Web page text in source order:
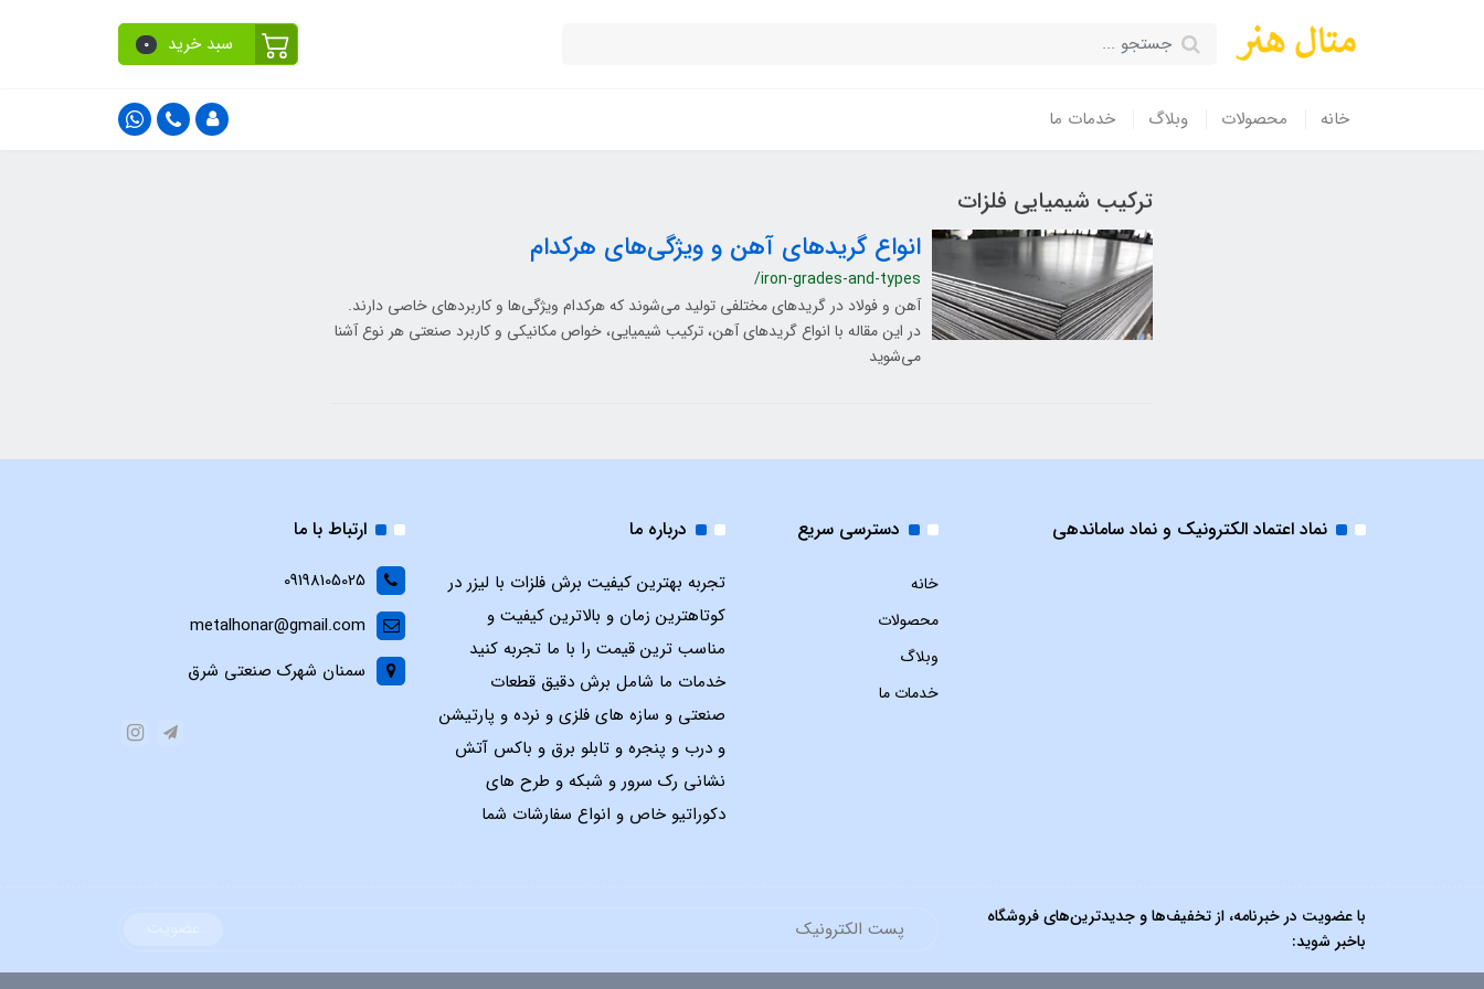
سبد خرید 0
خانه محصولات وبلاگ خدمات ما
ترکیب شیمیایی فلزات
انواع گریدهای آهن و ویژگی‌های هرکدام
/iron-grades-and-types
آهن و فولاد در گریدهای مختلفی تولید می‌شوند که هرکدام ویژگی‌ها و کاربردهای خاصی دارند.
در این مقاله با انواع گریدهای آهن، ترکیب شیمیایی، خواص مکانیکی و کاربرد صنعتی هر نوع آشنا
می‌شوید
نماد اعتماد الکترونیک و نماد ساماندهی دسترسی سریع
خانه
محصولات
وبلاگ
خدمات ما
درباره ما
تجربه بهترین کیفیت برش فلزات با لیزر در
کوتاهترین زمان و بالاترین کیفیت و
مناسب ترین قیمت را با ما تجربه کنید
خدمات ما شامل برش دقیق قطعات
صنعتی و سازه های فلزی و نرده و پارتیشن
و درب و پنجره و تابلو برق و باکس آتش
نشانی رک سرور و شبکه و طرح های
دکوراتیو خاص و انواع سفارشات شما
ارتباط با ما
09198105025
metalhonar@gmail.com
سمنان شهرک صنعتی شرق
با عضویت در خبرنامه، از تخفیف‌ها و جدیدترین‌های فروشگاه
باخبر شوید: